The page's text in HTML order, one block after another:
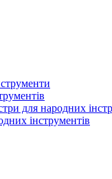
для народних
інструментів